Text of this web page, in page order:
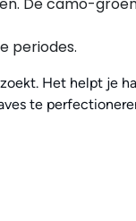
periodes.
Het helpt je
te